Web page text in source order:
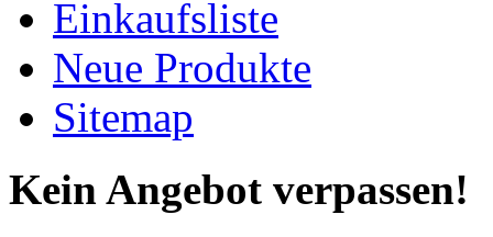
Einkaufsliste
Neue Produkte
Sitemap
Kein Angebot verpassen!